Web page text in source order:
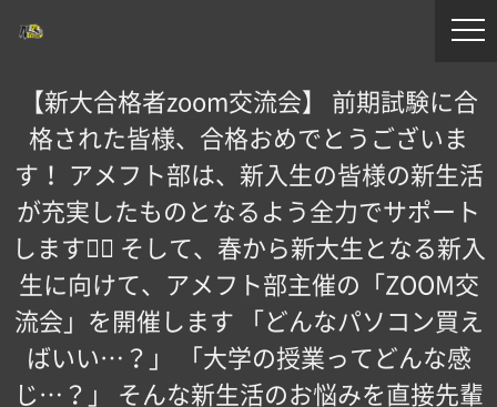
【新大合格者zoom交流会】 前期試験に合
格された皆様、合格おめでとうございま
す！ アメフト部は、新入生の皆様の新生活
が充実したものとなるよう全力でサポート
します！🏻 そして、春から新大生となる新入
生に向けて、アメフト部主催の「ZOOM交
流会」を開催します️ 「どんなパソコン買え
ばいい…？」 「大学の授業ってどんな感
じ…？」 そんな新生活のお悩みを直接先輩